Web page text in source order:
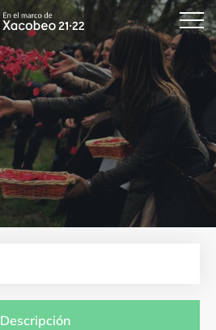
Descripción